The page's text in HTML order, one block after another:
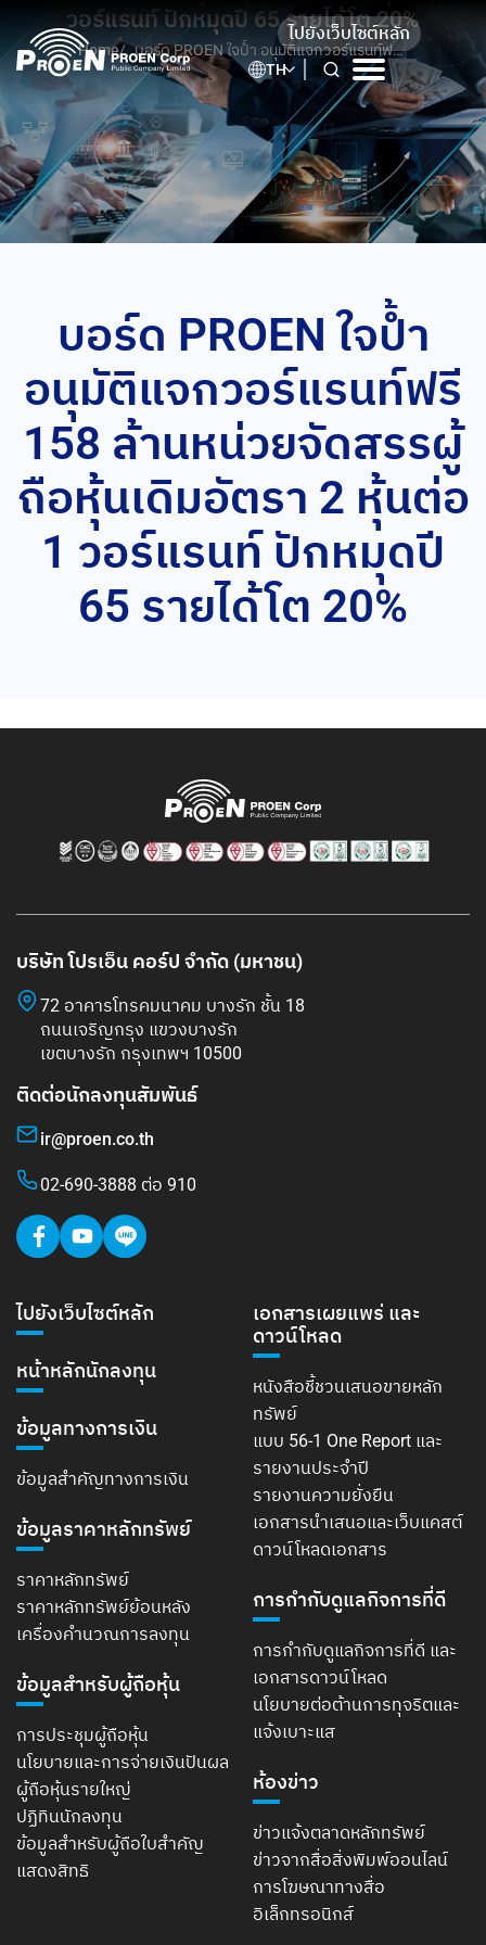
to
content
ไปยังเว็บไซต์หลัก
TH
วอร์แรนท์ ปักหมุดปี 65 รายได้โต 20%
Home/ บอร์ด PROEN ใจป้ำ อนุมัติแจกวอร์แรนท์ฟรี
158 ล้านหน่วยจัดสรรผู้ถือหุ้นเดิมอัตรา 2 หุ้น
ต่อ 1 วอร์แรนท์ ปักหมุดปี 65 รายได้โต 20%
บอร์ด PROEN ใจป้ำ
อนุมัติแจกวอร์แรนท์ฟรี
158 ล้านหน่วยจัดสรรผู้
ถือหุ้นเดิมอัตรา 2 หุ้นต่อ
1 วอร์แรนท์ ปักหมุดปี
65 รายได้โต 20%
บริษัท โปรเอ็น คอร์ป จำกัด (มหาชน)
72 อาคารโทรคมนาคม บางรัก ชั้น 18
ถนนเจริญกรุง แขวงบางรัก
เขตบางรัก กรุงเทพฯ 10500
ติดต่อนักลงทุนสัมพันธ์
ir@proen.co.th
02-690-3888 ต่อ 910
ไปยังเว็บไซต์หลัก
หน้าหลักนักลงทุน
ข้อมูลทางการเงิน
ข้อมูลสำคัญทางการเงิน
ข้อมูลราคาหลักทรัพย์
ราคาหลักทรัพย์
ราคาหลักทรัพย์ย้อนหลัง
เครื่องคำนวณการลงทุน
ข้อมูลสำหรับผู้ถือหุ้น
การประชุมผู้ถือหุ้น
นโยบายและการจ่ายเงินปันผล
ผู้ถือหุ้นรายใหญ่
ปฏิทินนักลงทุน
ข้อมูลสำหรับผู้ถือใบสำคัญ
แสดงสิทธิ
เอกสารเผยแพร่ และ
ดาวน์โหลด
หนังสือชี้ชวนเสนอขายหลัก
ทรัพย์
แบบ 56-1 One Report และ
รายงานประจำปี
รายงานความยั่งยืน
เอกสารนำเสนอและเว็บแคสต์
ดาวน์โหลดเอกสาร
การกำกับดูแลกิจการที่ดี
การกำกับดูแลกิจการที่ดี และ
เอกสารดาวน์โหลด
นโยบายต่อต้านการทุจริตและ
แจ้งเบาะแส
ห้องข่าว
ข่าวแจ้งตลาดหลักทรัพย์
ข่าวจากสื่อสิ่งพิมพ์ออนไลน์
การโฆษณาทางสื่อ
อิเล็กทรอนิกส์